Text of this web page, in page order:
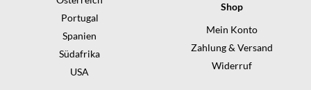
Portugal
Spanien
Südafrika
USA
Shop
Mein Konto
Zahlung & Versand
Widerruf